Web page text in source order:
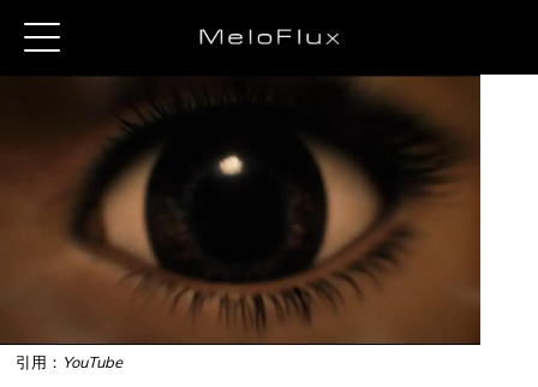
引用： YouTube